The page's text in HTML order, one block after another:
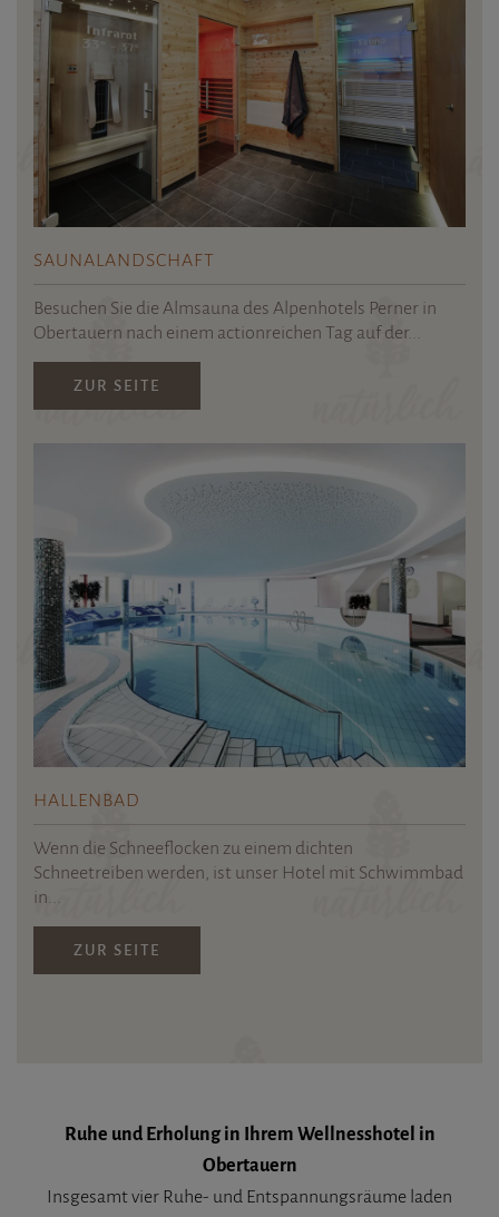
SAUNALAND­SCHAFT
Besuchen Sie die Almsauna des Alpenhotels Perner in
Obertauern nach einem actionreichen Tag auf der...
ZUR SEITE
HALLENBAD
Wenn die Schneeflocken zu einem dichten
Schneetreiben werden, ist unser Hotel mit Schwimmbad
in...
ZUR SEITE
Ruhe und Erholung in Ihrem Wellnesshotel in
Obertauern
Insgesamt vier Ruhe- und Entspannungsräume laden